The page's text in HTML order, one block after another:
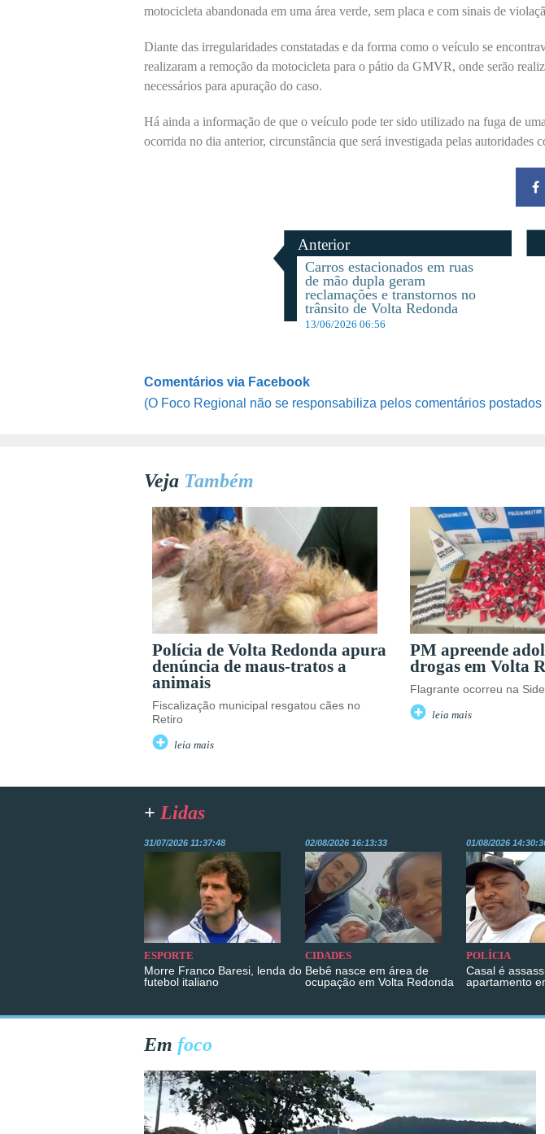
motocicleta abandonada em uma área verde, sem placa e com sinais de
Diante das irregularidades constatadas e da forma como o veículo se
realizaram a remoção da motocicleta para o pátio da GMVR, onde serão
necessários para apuração do caso.
Há ainda a informação de que o veículo pode ter sido utilizado na fuga de
ocorrida no dia anterior, circunstância que será investigada pelas autoridades
Anterior
Carros estacionados em ruas
de mão dupla geram
reclamações e transtornos no
trânsito de Volta Redonda
13/06/2026 06:56
Comentários via Facebook
(O Foco Regional não se responsabiliza pelos comentários
Veja Também
Polícia de Volta Redonda apura
denúncia de maus-tratos a
animais
Fiscalização municipal resgatou cães no
Retiro
leia mais
PM apreende
drogas em Volta
Flagrante ocorreu na
leia mais
+ Lidas
31/07/2026 11:37:48
ESPORTE
Morre Franco Baresi, lenda do
futebol italiano
02/08/2026 16:13:33
CIDADES
Bebê nasce em área de
ocupação em Volta Redonda
01/08/2026
POLÍCIA
Casal é
apartamento
Em foco